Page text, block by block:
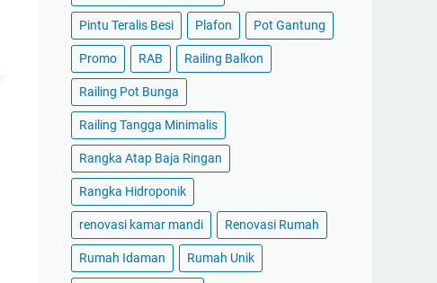
Pintu Teralis Besi Plafon Pot Gantung
Promo RAB Railing Balkon
Railing Pot Bunga
Railing Tangga Minimalis
Rangka Atap Baja Ringan
Rangka Hidroponik
renovasi kamar mandi Renovasi Rumah
Rumah Idaman Rumah Unik